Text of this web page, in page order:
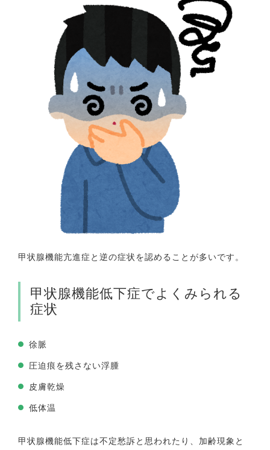
甲状腺機能亢進症と逆の症状を認めることが多いです。
甲状腺機能低下症でよくみられる
症状
徐脈
圧迫痕を残さない浮腫
皮膚乾燥
低体温
甲状腺機能低下症は不定愁訴と思われたり、加齢現象と